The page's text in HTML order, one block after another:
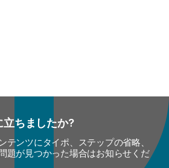
立ちましたか?
テンツにタイポ、ステップの省略、
題が見つかった場合はお知らせくだ